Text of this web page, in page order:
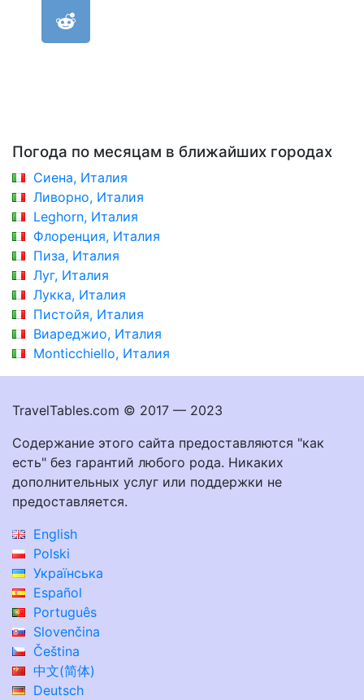
Погода по месяцам в ближайших городах
Сиена, Италия
Ливорно, Италия
Leghorn, Италия
Флоренция, Италия
Пиза, Италия
Луг, Италия
Лукка, Италия
Пистойя, Италия
Виареджио, Италия
Monticchiello, Италия
TravelTables.com © 2017 — 2023
Содержание этого сайта предоставляются "как
есть" без гарантий любого рода. Никаких
дополнительных услуг или поддержки не
предоставляется.
English
Polski
Українська
Español
Português
Slovenčina
Čeština
中文(简体)
Deutsch